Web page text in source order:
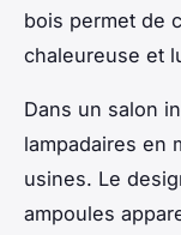
bois permet de
chaleureuse et
Dans un salon
lampadaires en
usines. Le
ampoules